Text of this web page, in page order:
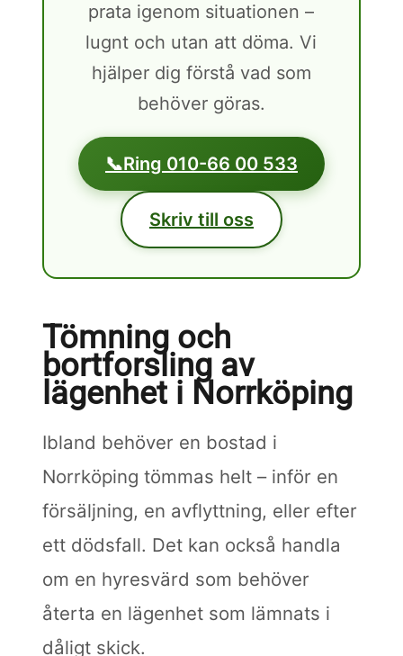
prata igenom situationen –
lugnt och utan att döma. Vi
hjälper dig förstå vad som
behöver göras.
📞Ring 010-66 00 533
Skriv till oss
Tömning och
bortforsling av
lägenhet i Norrköping
Ibland behöver en bostad i
Norrköping tömmas helt – inför en
försäljning, en avflyttning, eller efter
ett dödsfall. Det kan också handla
om en hyresvärd som behöver
återta en lägenhet som lämnats i
dåligt skick.